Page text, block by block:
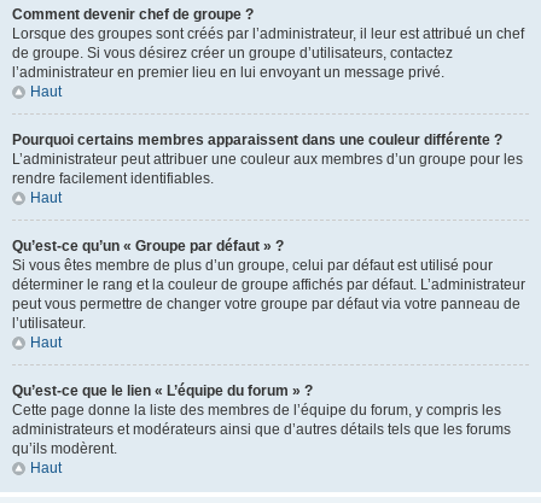
Comment devenir chef de groupe ?
Lorsque des groupes sont créés par l’administrateur, il leur est attribué un chef
de groupe. Si vous désirez créer un groupe d’utilisateurs, contactez
l’administrateur en premier lieu en lui envoyant un message privé.
Haut
Pourquoi certains membres apparaissent dans une couleur différente ?
L’administrateur peut attribuer une couleur aux membres d’un groupe pour les
rendre facilement identifiables.
Haut
Qu’est-ce qu’un « Groupe par défaut » ?
Si vous êtes membre de plus d’un groupe, celui par défaut est utilisé pour
déterminer le rang et la couleur de groupe affichés par défaut. L’administrateur
peut vous permettre de changer votre groupe par défaut via votre panneau de
l’utilisateur.
Haut
Qu’est-ce que le lien « L’équipe du forum » ?
Cette page donne la liste des membres de l’équipe du forum, y compris les
administrateurs et modérateurs ainsi que d’autres détails tels que les forums
qu’ils modèrent.
Haut